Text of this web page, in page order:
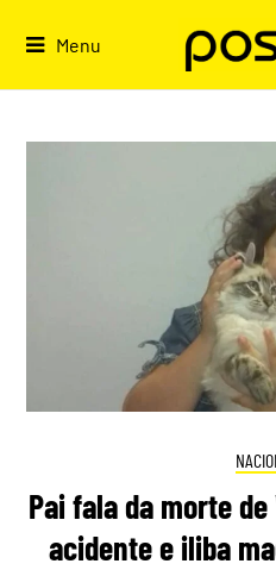
Menu
Pai fala da morte
acidente e iliba